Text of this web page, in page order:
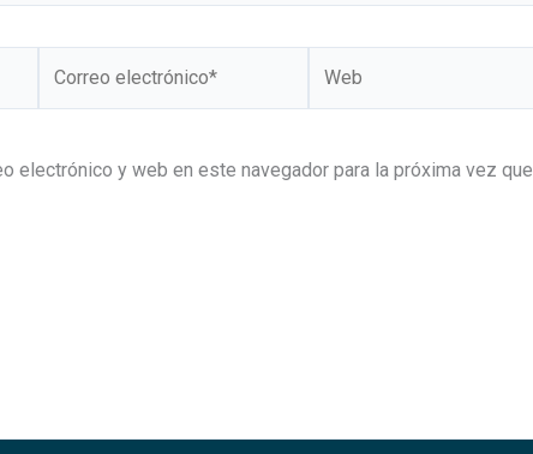
electrónico*
electrónico y web en este navegador para la próxima vez que